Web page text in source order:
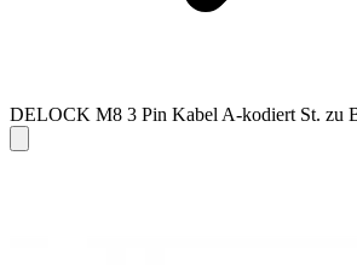
DELOCK M8 3 Pin Kabel A-kodiert St. zu